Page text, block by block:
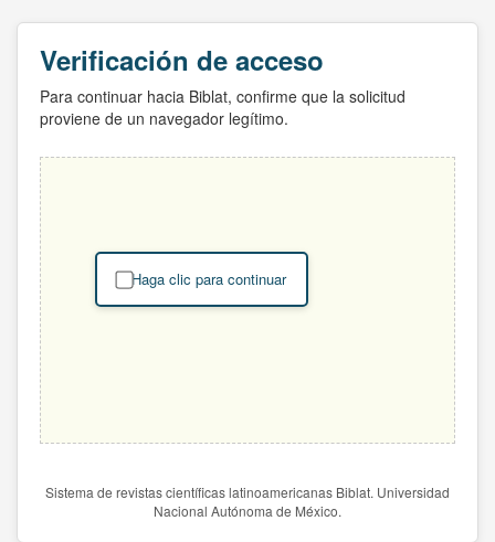
Verificación de acceso
Para continuar hacia Biblat, confirme que la solicitud
proviene de un navegador legítimo.
Haga clic para continuar
Sistema de revistas científicas latinoamericanas Biblat. Universidad
Nacional Autónoma de México.